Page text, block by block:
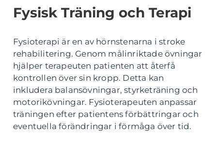
Fysisk Träning och Terapi
Fysioterapi är en av hörnstenarna i stroke
rehabilitering. Genom målinriktade övningar
hjälper terapeuten patienten att återfå
kontrollen över sin kropp. Detta kan
inkludera balansövningar, styrketräning och
motorikövningar. Fysioterapeuten anpassar
träningen efter patientens förbättringar och
eventuella förändringar i förmåga över tid.